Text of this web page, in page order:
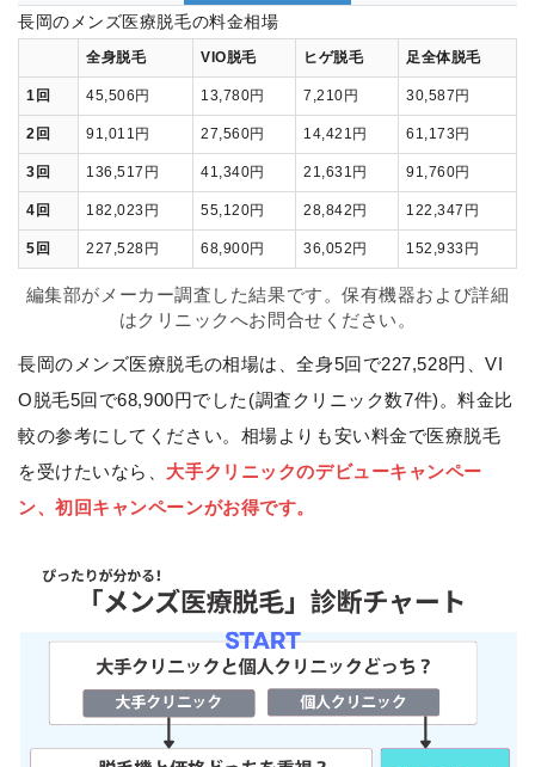
長岡のメンズ医療脱毛の料金相場
全身脱毛 VIO脱毛 ヒゲ脱毛 足全体脱毛
1回 45,506円 13,780円 7,210円 30,587円
2回 91,011円 27,560円 14,421円 61,173円
3回 136,517円 41,340円 21,631円 91,760円
4回 182,023円 55,120円 28,842円 122,347円
5回 227,528円 68,900円 36,052円 152,933円
編集部がメーカー調査した結果です。保有機器および詳細
はクリニックへお問合せください。
長岡のメンズ医療脱毛の相場は、全身5回で227,528円、VI
O脱毛5回で68,900円でした(調査クリニック数7件)。料金比
較の参考にしてください。相場よりも安い料金で医療脱毛
を受けたいなら、 大手クリニックのデビューキャンペー
ン、初回キャンペーンがお得です。